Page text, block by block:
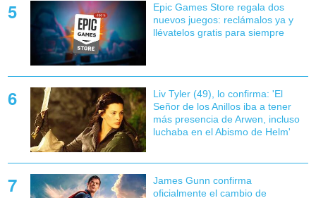
Epic Games Store regala dos
nuevos juegos: reclámalos ya y
llévatelos gratis para siempre
Liv Tyler (49), lo confirma: 'El
Señor de los Anillos iba a tener
más presencia de Arwen, incluso
luchaba en el Abismo de Helm'
James Gunn confirma
oficialmente el cambio de